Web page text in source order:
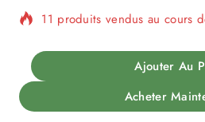
11 produits vendus au cours
Vente rapide ! Plus de 12
Ajouter Au
Acheter